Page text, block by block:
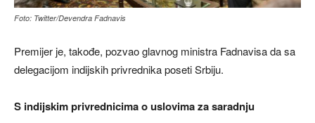
Foto: Twitter/Devendra Fadnavis
Premijer je, takođe, pozvao glavnog ministra Fadnavisa da sa
delegacijom indijskih privrednika poseti Srbiju.
S indijskim privrednicima o uslovima za saradnju